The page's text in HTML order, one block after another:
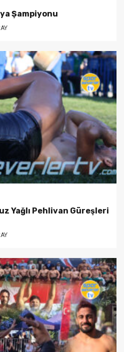
Şampiyonu
Yağlı Pehlivan Güreşleri